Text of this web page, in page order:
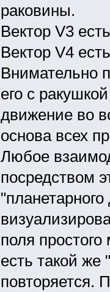
раковины.
Вектор V3
Вектор V4
Внимательно
его с
движение во
основа всех
Любое
посредством
поля
есть такой же
повторяется.